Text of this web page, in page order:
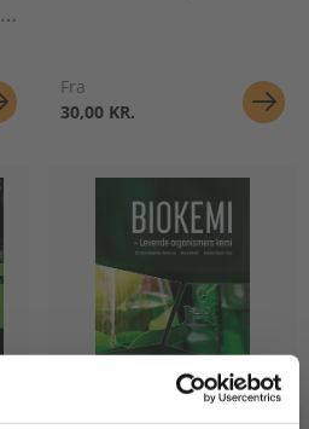
Fra
30,00 KR.